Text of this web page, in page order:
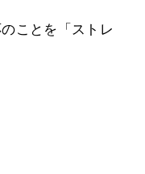
ことを「ストレ